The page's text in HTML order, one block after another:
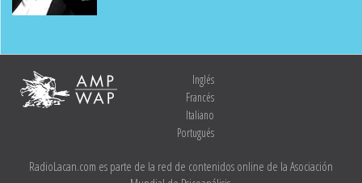
Inglés
Francés
Italiano
Portugués
RadioLacan.com es parte de la red de contenidos online de la Asociación